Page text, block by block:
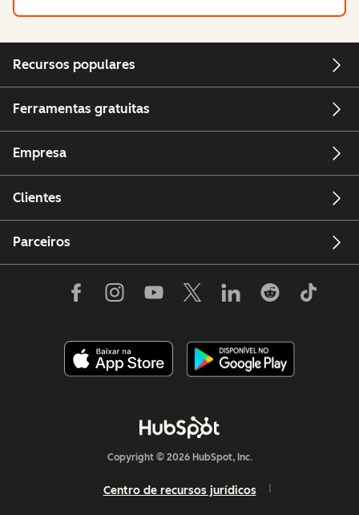
Recursos populares
Ferramentas gratuitas
Empresa
Clientes
Parceiros
Copyright © 2026 HubSpot, Inc.
Centro de recursos jurídicos